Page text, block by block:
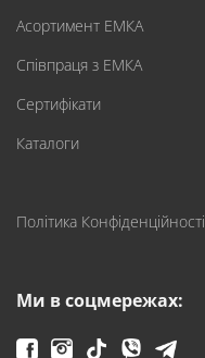
Асортимент ЕМКА
Співпраця з ЕМКА
Сертифікати
Каталоги
Політика Конфіденційності
Ми в соцмережах: